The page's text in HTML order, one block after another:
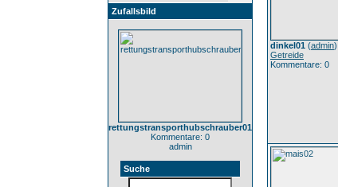
Zufallsbild
rettungstransporthubschrauber01
Kommentare: 0
admin
Suche
dinkel01 (admin)
Getreide
Kommentare: 0